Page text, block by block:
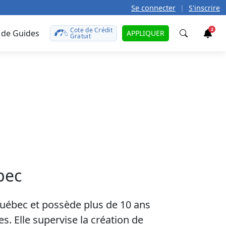
Se connecter | S'inscrire
sur
de
Guides Cote de Crédit
Gratuit APPLIQUER 2
et possède plus de 10 ans
Elle supervise la création de